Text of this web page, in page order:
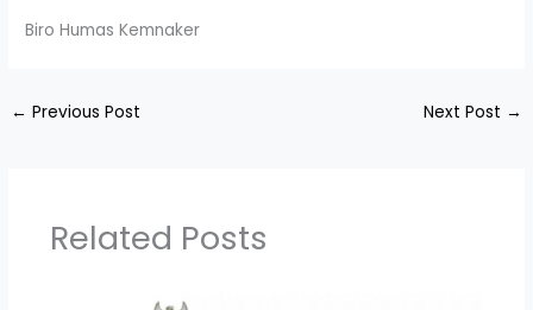
Biro Humas Kemnaker
← Previous Post Next Post →
Related Posts